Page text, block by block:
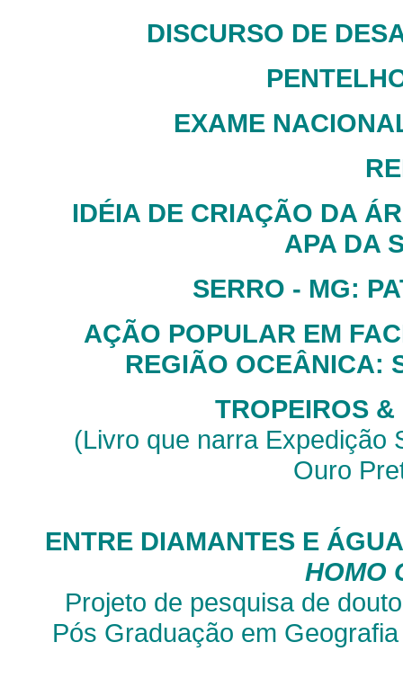
DISCURSO DE
EXAME
IDÉIA DE CRIAÇÃO DA
APA DA
SERRO - MG:
AÇÃO POPULAR EM
REGIÃO OCEÂNICA:
TROPEIROS
(Livro que narra Expedição
Ouro
ENTRE DIAMANTES E
HOMO
Projeto de pesquisa de
Pós Graduação em